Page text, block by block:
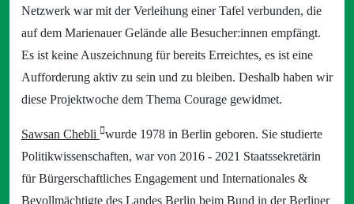
Netzwerk war mit der Verleihung einer Tafel verbunden, die
auf dem Marienauer Gelände alle Besucher:innen empfängt.
Es ist keine Auszeichnung für bereits Erreichtes, es ist eine
Aufforderung aktiv zu sein und zu bleiben. Deshalb haben wir
diese Projektwoche dem Thema Courage gewidmet.
Sawsan Chebli
wurde 1978 in Berlin geboren. Sie studierte
Politikwissenschaften, war von 2016 - 2021 Staatssekretärin
für Bürgerschaftliches Engagement und Internationales &
Bevollmächtigte des Landes Berlin beim Bund in der Berliner